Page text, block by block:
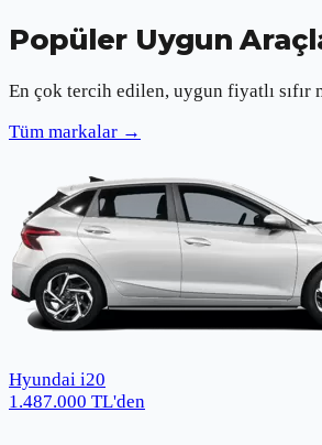
Popüler Uygun
En çok tercih edilen, uygun fiyatlı sıfır
Tüm markalar →
Hyundai i20
1.487.000 TL'den